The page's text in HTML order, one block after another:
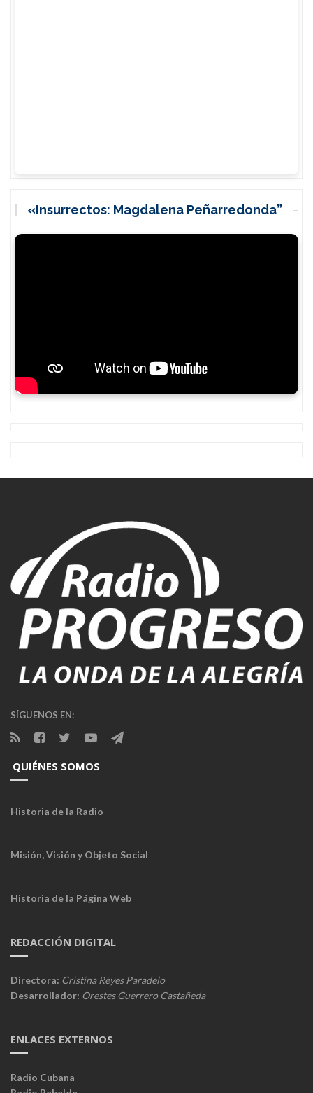
«Insurrectos: Magdalena Peñarredonda”
SÍGUENOS EN:
QUIÉNES SOMOS
Historia de la Radio
Misión, Visión y Objeto Social
Historia de la Página Web
REDACCIÓN DIGITAL
Directora: Cristina Reyes Paradelo
Desarrollador: Orestes Guerrero Castañeda
ENLACES EXTERNOS
Radio Cubana